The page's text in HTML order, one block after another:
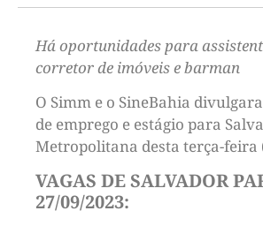
Há oportunidades para
corretor de imóveis e barman
O Simm e o SineBahia
de emprego e estágio para
Metropolitana desta terça-feira
VAGAS DE SALVADOR
27/09/2023: